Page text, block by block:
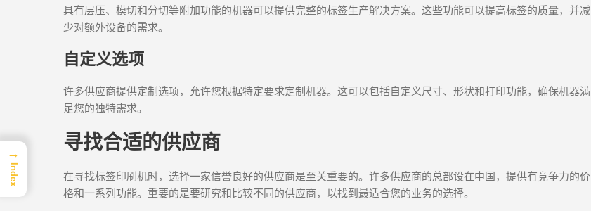
具有层压、模切和分切等附加功能的机器可以提供完整的标签生产解决方案。这些功能可以提高标签的质量，并减
少对额外设备的需求。
自定义选项
许多供应商提供定制选项，允许您根据特定要求定制机器。这可以包括自定义尺寸、形状和打印功能，确保机器满
足您的独特需求。
寻找合适的供应商
在寻找标签印刷机时，选择一家信誉良好的供应商是至关重要的。许多供应商的总部设在中国，提供有竞争力的价
格和一系列功能。重要的是要研究和比较不同的供应商，以找到最适合您的业务的选择。
→
Index